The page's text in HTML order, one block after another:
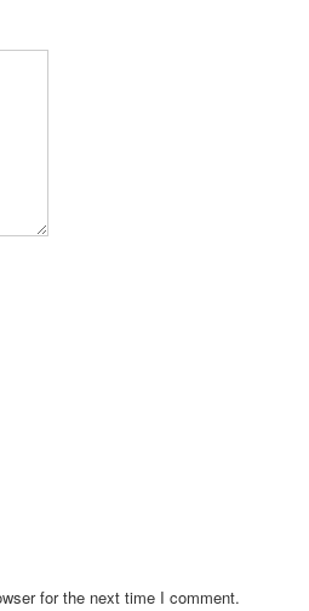
for the next time I comment.